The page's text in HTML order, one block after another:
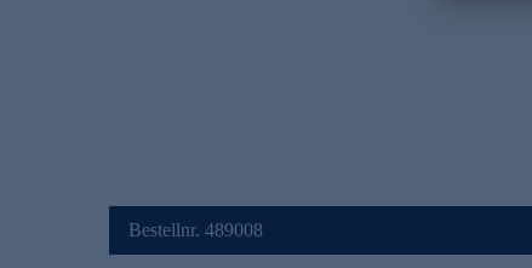
Bestellnr. 489008